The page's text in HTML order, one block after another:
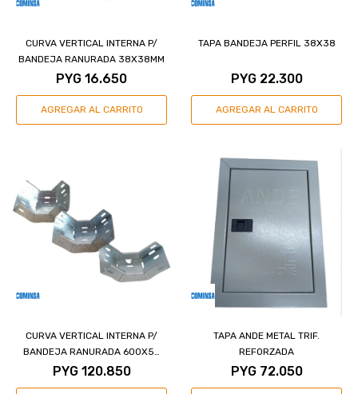
CURVA VERTICAL INTERNA P/
BANDEJA RANURADA 38X38MM
PYG 16.650
TAPA BANDEJA PERFIL 38X38
PYG 22.300
CURVA VERTICAL INTERNA P/
BANDEJA RANURADA 600X50
MM
PYG 120.850
TAPA ANDE METAL TRIF.
REFORZADA
PYG 72.050